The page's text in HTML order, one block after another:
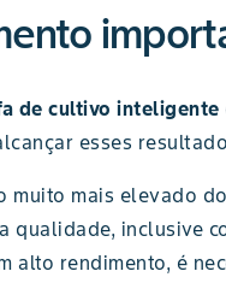
de cultivo inteligente
esses
mais elevado
inclusive
alto rendimento, é